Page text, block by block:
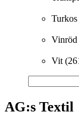
Turkos
Vinröd
Vit
AG:s Textil